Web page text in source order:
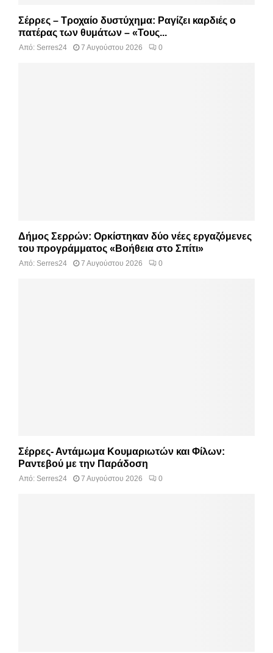
Σέρρες – Τροχαίο δυστύχημα: Ραγίζει καρδιές ο
πατέρας των θυμάτων – «Τους...
Από: Serres24 7 Αυγούστου 2026 0
Δήμος Σερρών: Ορκίστηκαν δύο νέες εργαζόμενες
του προγράμματος «Βοήθεια στο Σπίτι»
Από: Serres24 7 Αυγούστου 2026 0
Σέρρες- Αντάμωμα Κουμαριωτών και Φίλων:
Ραντεβού με την Παράδοση
Από: Serres24 7 Αυγούστου 2026 0